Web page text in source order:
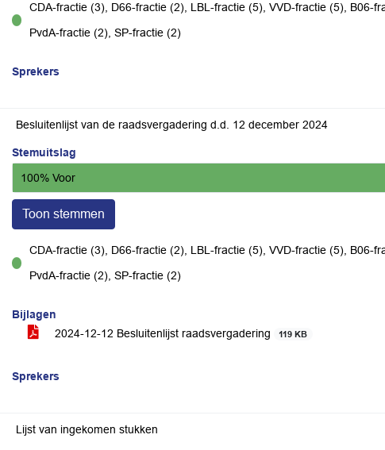
voor
CDA-fractie (3), D66-fractie (2), LBL-fractie (5), VVD-fractie (5), B06-
PvdA-fractie (2), SP-fractie (2)
Sprekers
Besluitenlijst van de raadsvergadering d.d. 12 december 2024
Stemuitslag
100% Voor
Toon stemmen
voor
CDA-fractie (3), D66-fractie (2), LBL-fractie (5), VVD-fractie (5), B06-
PvdA-fractie (2), SP-fractie (2)
Bijlagen
2024-12-12 Besluitenlijst raadsvergadering
119 KB
Sprekers
Lijst van ingekomen stukken